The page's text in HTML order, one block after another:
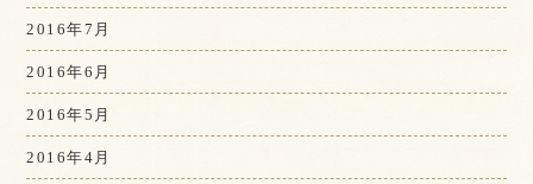
2016年7月
2016年6月
2016年5月
2016年4月